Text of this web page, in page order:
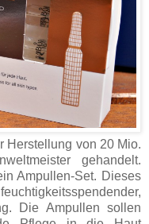
Herstellung von 20 Mio.
gehandelt.
Ampullen-Set. Dieses
Die Ampullen sollen